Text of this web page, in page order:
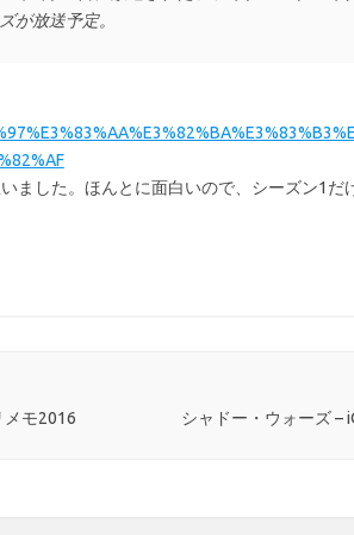
が放送予定。
ました。ほんとに面白いので、シーズン1だ
メモ2016 シャドー・ウォーズ –